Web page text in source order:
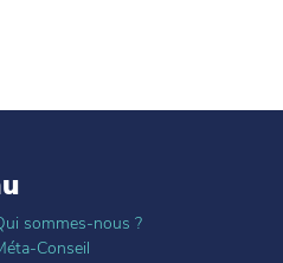
sommes-nous ?
Conseil